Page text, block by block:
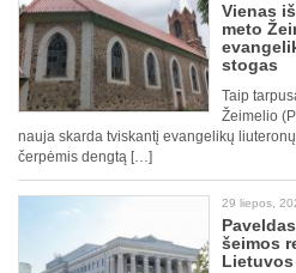
Vienas
meto
stogas
Taip
Žeimelio
nauja skarda tviskantį evangelikų
čerpėmis dengtą […]
29 liepos,
šeimos